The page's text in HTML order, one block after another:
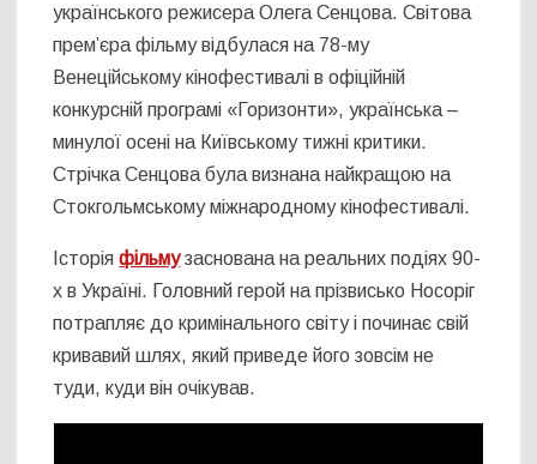
українського режисера Олега Сенцова. Світова
прем’єра фільму відбулася на 78-му
Венеційському кінофестивалі в офіційній
конкурсній програмі «Горизонти», українська –
минулої осені на Київському тижні критики.
Стрічка Сенцова була визнана найкращою на
Стокгольмському міжнародному кінофестивалі.
Історіяфільмузаснована на реальних подіях 90-
х в Україні. Головний герой на прізвисько Носоріг
потрапляє до кримінального світу і починає свій
кривавий шлях, який приведе його зовсім не
туди, куди він очікував.